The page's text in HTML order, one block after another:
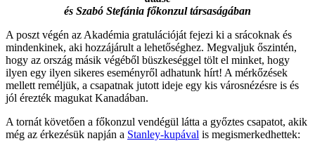
és Szabó Stefánia főkonzul társaságában
A poszt végén az Akadémia gratulációját fejezi ki a srácoknak és
mindenkinek, aki hozzájárult a lehetőséghez. Megvaljuk őszintén,
hogy az ország másik végéből büszkeséggel tölt el minket, hogy
ilyen egy ilyen sikeres eseményről adhatunk hírt! A mérkőzések
mellett reméljük, a csapatnak jutott ideje egy kis városnézésre is és
jól érezték magukat Kanadában.
A tornát követően a főkonzul vendégül látta a győztes csapatot, akik
még az érkezésük napján a Stanley-kupával is megismerkedhettek: